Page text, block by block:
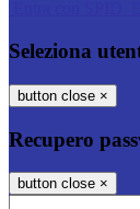
Seleziona
button close ×
Recupero
button close ×